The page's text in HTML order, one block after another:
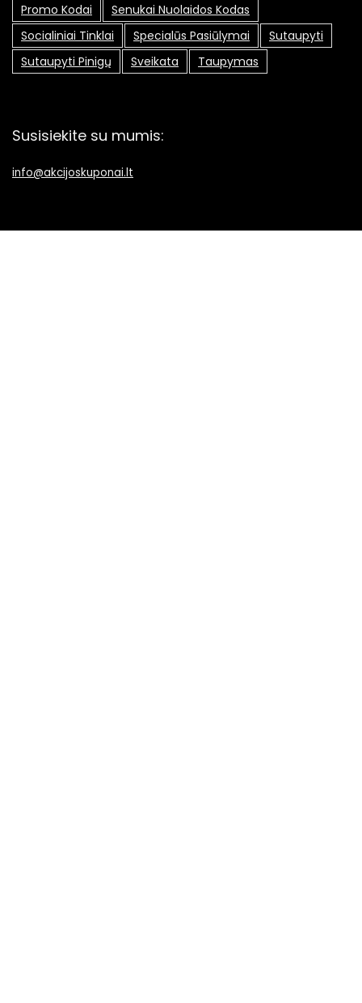
Promo Kodai
Senukai Nuolaidos Kodas
Socialiniai Tinklai
Specialūs Pasiūlymai
Sutaupyti
Sutaupyti Pinigų
Sveikata Taupymas
Susisiekite su mumis:
info@akcijoskuponai.lt